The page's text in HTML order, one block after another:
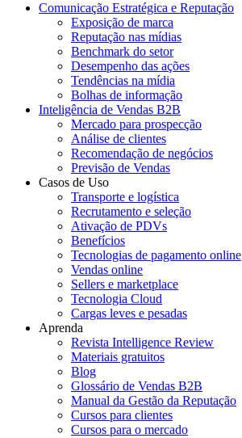
Comunicação Estratégica e Reputação
Exposição de marca
Reputação nas mídias
Benchmark do setor
Desempenho das ações
Tendências na mídia
Bolhas de informação
Inteligência de Vendas B2B
Mercado para prospecção
Análise de clientes
Recomendação de negócios
Previsão de Vendas
Casos de Uso
Transporte e logística
Recrutamento e seleção
Ativação de PDVs
Benefícios
Tecnologias de pagamento online
Vendas online
Sellers e marketplace
Tecnologia Cloud
Cargas leves e pesadas
Aprenda
Revista Intelligence Review
Materiais gratuitos
Blog
Glossário de Vendas B2B
Manual da Gestão da Reputação
Cursos para clientes
Cursos para o mercado